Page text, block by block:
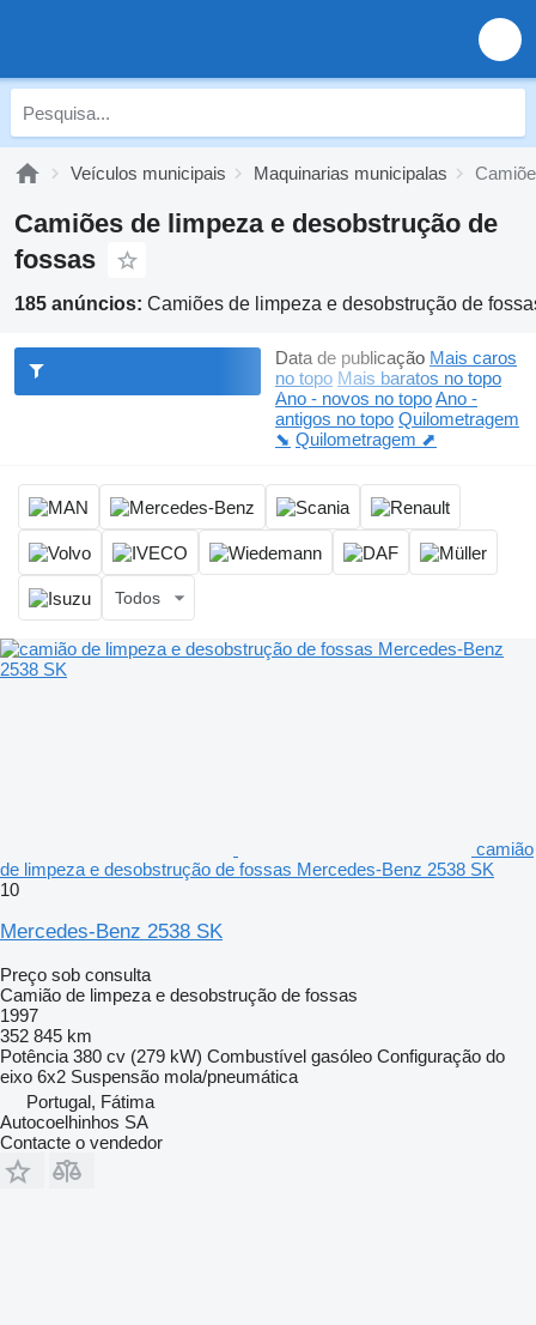
Veículos municipais Maquinarias municipalas
Camiões de limpeza e desobstrução de
fossas
185 anúncios: Camiões de limpeza e desobstrução de
Data de publicação Mais caros
no topo Mais baratos no topo
Ano - novos no topoAno -
antigos no topo Quilometragem
⬊ Quilometragem ⬈
Todos
camião
de limpeza e desobstrução de fossas Mercedes-Benz 2538 SK
10
Mercedes-Benz 2538 SK
Preço sob consulta
Camião de limpeza e desobstrução de fossas
1997
352 845 km
Potência 380 cv (279 kW) Combustível gasóleo Configuração do
eixo 6x2 Suspensão mola/pneumática
Portugal, Fátima
Autocoelhinhos SA
Contacte o vendedor